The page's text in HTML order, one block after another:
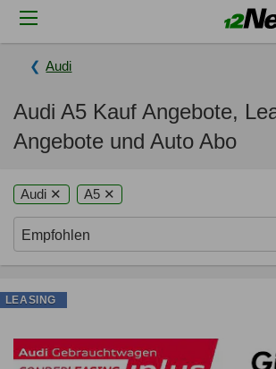
Audi
Audi A5 Kauf Angebote,
Angebote und Auto Abo
Audi ✕ A5 ✕
LEASING